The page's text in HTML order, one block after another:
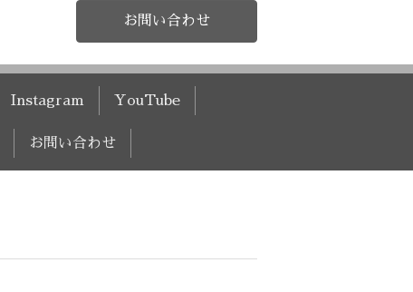
お問い合わせ
Instagram YouTube
お問い合わせ